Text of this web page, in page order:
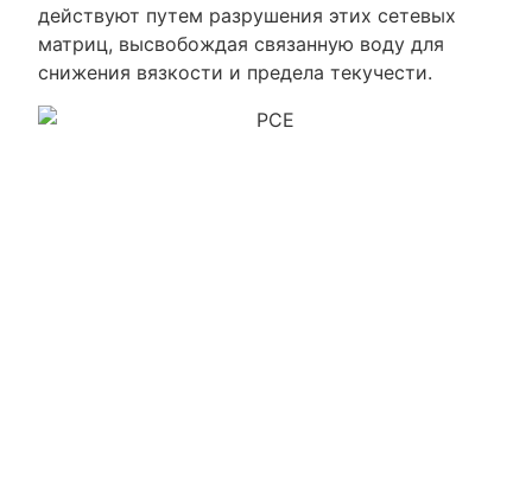
действуют путем разрушения этих сетевых
матриц, высвобождая связанную воду для
снижения вязкости и предела текучести.